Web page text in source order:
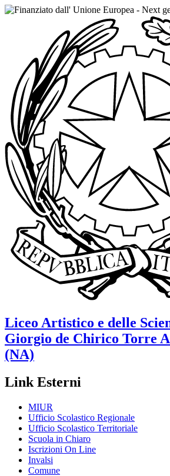
Liceo Artistico e delle
Giorgio de Chirico Torre
(NA)
Link Esterni
MIUR
Ufficio Scolastico Regionale
Ufficio Scolastico Territoriale
Scuola in Chiaro
Iscrizioni On Line
Invalsi
Comune